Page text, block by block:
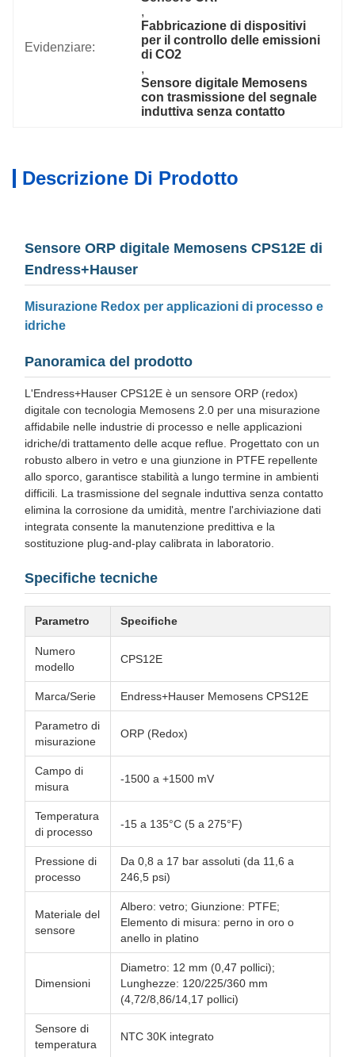
Evidenziare:
,
Fabbricazione di dispositivi
per il controllo delle emissioni
di CO2
,
Sensore digitale Memosens
con trasmissione del segnale
induttiva senza contatto
Descrizione Di Prodotto
Sensore ORP digitale Memosens CPS12E di
Endress+Hauser
Misurazione Redox per applicazioni di processo e
idriche
Panoramica del prodotto
L'Endress+Hauser CPS12E è un sensore ORP (redox)
digitale con tecnologia Memosens 2.0 per una misurazione
affidabile nelle industrie di processo e nelle applicazioni
idriche/di trattamento delle acque reflue. Progettato con un
robusto albero in vetro e una giunzione in PTFE repellente
allo sporco, garantisce stabilità a lungo termine in ambienti
difficili. La trasmissione del segnale induttiva senza contatto
elimina la corrosione da umidità, mentre l'archiviazione dati
integrata consente la manutenzione predittiva e la
sostituzione plug-and-play calibrata in laboratorio.
Specifiche tecniche
Parametro Specifiche
Numero
modello
CPS12E
Marca/Serie Endress+Hauser Memosens CPS12E
Parametro di
misurazione
ORP (Redox)
Campo di
misura
-1500 a +1500 mV
Temperatura
di processo
-15 a 135°C (5 a 275°F)
Pressione di
processo
Da 0,8 a 17 bar assoluti (da 11,6 a
246,5 psi)
Materiale del
sensore
Albero: vetro; Giunzione: PTFE;
Elemento di misura: perno in oro o
anello in platino
Dimensioni
Diametro: 12 mm (0,47 pollici);
Lunghezze: 120/225/360 mm
(4,72/8,86/14,17 pollici)
Sensore di
temperatura
NTC 30K integrato